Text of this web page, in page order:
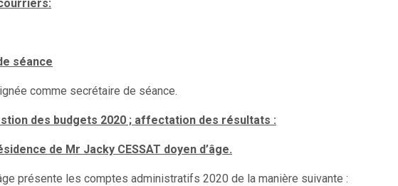
séance
comme secrétaire de séance.
des budgets 2020 ; affectation des résultats :
de Mr Jacky CESSAT doyen d’âge.
présente les comptes administratifs 2020 de la manière suivante :